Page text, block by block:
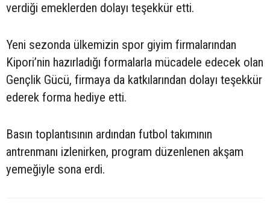
verdiği emeklerden dolayı teşekkür etti.
Yeni sezonda ülkemizin spor giyim firmalarından
Kipori’nin hazırladığı formalarla mücadele edecek olan
Gençlik Gücü, firmaya da katkılarından dolayı teşekkür
ederek forma hediye etti.
Basın toplantısının ardından futbol takımının
antrenmanı izlenirken, program düzenlenen akşam
yemeğiyle sona erdi.